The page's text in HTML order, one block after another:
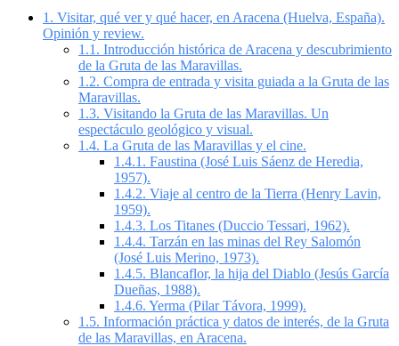
1. Visitar, qué ver y qué hacer, en Aracena (Huelva, España).
Opinión y review.
1.1. Introducción histórica de Aracena y descubrimiento
de la Gruta de las Maravillas.
1.2. Compra de entrada y visita guiada a la Gruta de las
Maravillas.
1.3. Visitando la Gruta de las Maravillas. Un
espectáculo geológico y visual.
1.4. La Gruta de las Maravillas y el cine.
1.4.1. Faustina (José Luis Sáenz de Heredia,
1957).
1.4.2. Viaje al centro de la Tierra (Henry Lavin,
1959).
1.4.3. Los Titanes (Duccio Tessari, 1962).
1.4.4. Tarzán en las minas del Rey Salomón
(José Luis Merino, 1973).
1.4.5. Blancaflor, la hija del Diablo (Jesús García
Dueñas, 1988).
1.4.6. Yerma (Pilar Távora, 1999).
1.5. Información práctica y datos de interés, de la Gruta
de las Maravillas, en Aracena.